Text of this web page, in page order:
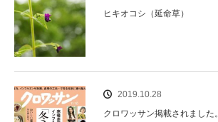
ヒキオコシ（延命草）
2019.10.28
クロワッサン掲載されました。